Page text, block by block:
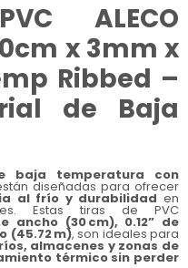
ALECO
x 3mm x
Ribbed –
de Baja
baja temperatura con
diseñadas para ofrecer
al frío y durabilidad en
Estas tiras de PVC
ancho (30 cm), 0.12” de
(45.72 m), son ideales para
almacenes y zonas de
térmico sin perder